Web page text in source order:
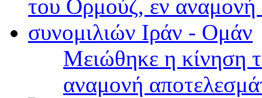
Μειώθηκε η κίνηση
αναμονή